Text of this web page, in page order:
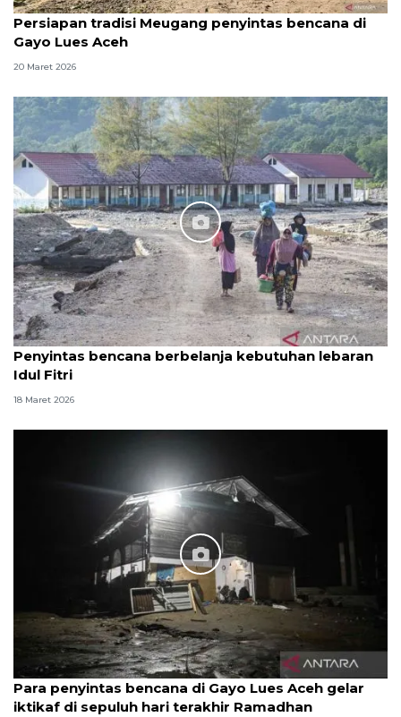
Persiapan tradisi Meugang penyintas bencana di
Gayo Lues Aceh
20 Maret 2026
Penyintas bencana berbelanja kebutuhan lebaran
Idul Fitri
18 Maret 2026
Para penyintas bencana di Gayo Lues Aceh gelar
iktikaf di sepuluh hari terakhir Ramadhan